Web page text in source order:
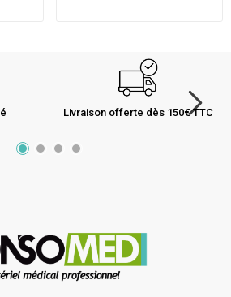
Livraison offerte dès 150€ TTC